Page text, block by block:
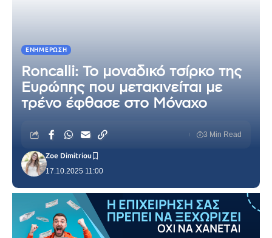
ΕΝΗΜΈΡΩΣΗ
Roncalli: Το μοναδικό τσίρκο της
Ευρώπης που μετακινείται με
τρένο έφθασε στο Μόναχο
17.10.2025 11:00
Zoe Dimitriou
3 Min Read